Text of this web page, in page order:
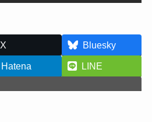
X
Bluesky
Hatena
LINE